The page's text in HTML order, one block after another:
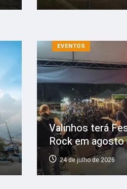
EVENTOS
Valinhos terá
Rock em
24 de julho de 2026